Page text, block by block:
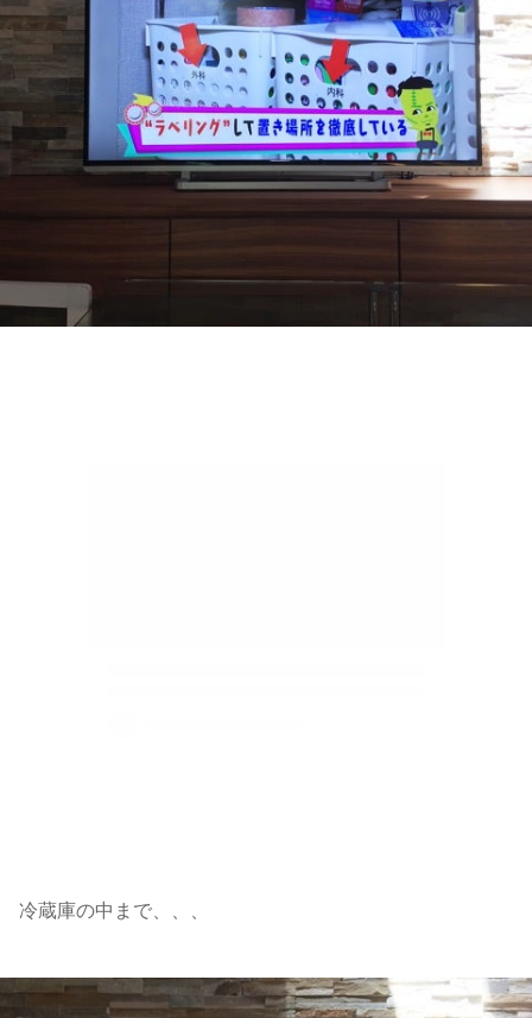
冷蔵庫の中まで、、、